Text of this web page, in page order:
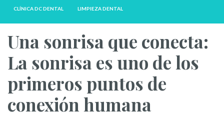
CLÍNICA DC DENTAL LIMPIEZA DENTAL
Una sonrisa que conecta:
La sonrisa es uno de los
primeros puntos de
conexión humana